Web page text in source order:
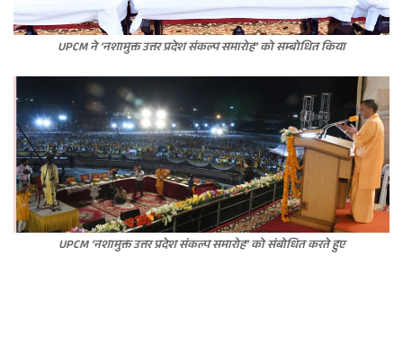
UPCM ने ‘नशामुक्त उत्तर प्रदेश संकल्प समारोह’ को सम्बोधित किया
UPCM ‘नशामुक्त उत्तर प्रदेश संकल्प समारोह’ को संबोधित करते हुए